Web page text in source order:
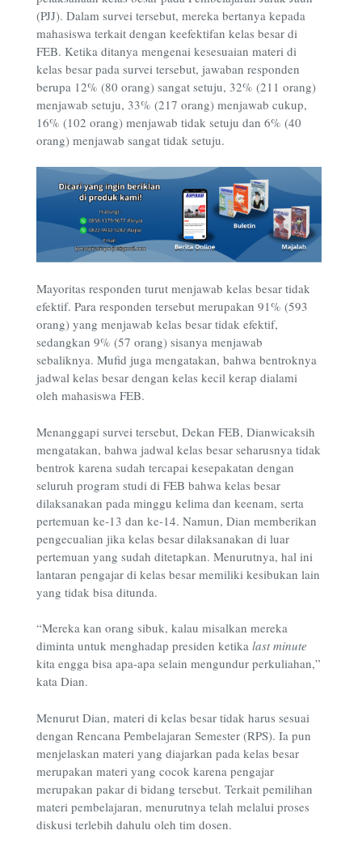
(PJJ). Dalam survei tersebut, mereka bertanya kepada
mahasiswa terkait dengan keefektifan kelas besar di
FEB. Ketika ditanya mengenai kesesuaian materi di
kelas besar pada survei tersebut, jawaban responden
berupa 12% (80 orang) sangat setuju, 32% (211 orang)
menjawab setuju, 33% (217 orang) menjawab cukup,
16% (102 orang) menjawab tidak setuju dan 6% (40
orang) menjawab sangat tidak setuju.
Mayoritas responden turut menjawab kelas besar tidak
efektif. Para responden tersebut merupakan 91% (593
orang) yang menjawab kelas besar tidak efektif,
sedangkan 9% (57 orang) sisanya menjawab
sebaliknya. Mufid juga mengatakan, bahwa bentroknya
jadwal kelas besar dengan kelas kecil kerap dialami
oleh mahasiswa FEB.
Menanggapi survei tersebut, Dekan FEB, Dianwicaksih
mengatakan, bahwa jadwal kelas besar seharusnya tidak
bentrok karena sudah tercapai kesepakatan dengan
seluruh program studi di FEB bahwa kelas besar
dilaksanakan pada minggu kelima dan keenam, serta
pertemuan ke-13 dan ke-14. Namun, Dian memberikan
pengecualian jika kelas besar dilaksanakan di luar
pertemuan yang sudah ditetapkan. Menurutnya, hal ini
lantaran pengajar di kelas besar memiliki kesibukan lain
yang tidak bisa ditunda.
“Mereka kan orang sibuk, kalau misalkan mereka
diminta untuk menghadap presiden ketika last minute
kita engga bisa apa-apa selain mengundur perkuliahan,”
kata Dian.
Menurut Dian, materi di kelas besar tidak harus sesuai
dengan Rencana Pembelajaran Semester (RPS). Ia pun
menjelaskan materi yang diajarkan pada kelas besar
merupakan materi yang cocok karena pengajar
merupakan pakar di bidang tersebut. Terkait pemilihan
materi pembelajaran, menurutnya telah melalui proses
diskusi terlebih dahulu oleh tim dosen.